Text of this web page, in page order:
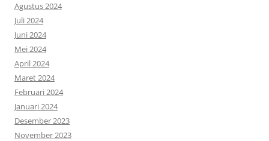
Agustus 2024
Juli 2024
Juni 2024
Mei 2024
April 2024
Maret 2024
Februari 2024
Januari 2024
Desember 2023
November 2023